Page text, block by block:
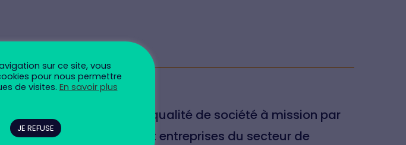
Depuis la création de la qualité de société à mission par
la loi Pacte en 2019, vingt entreprises du secteur de
sur ce site, vous
pour nous permettre
de visites. En savoir plus
JE REFUSE